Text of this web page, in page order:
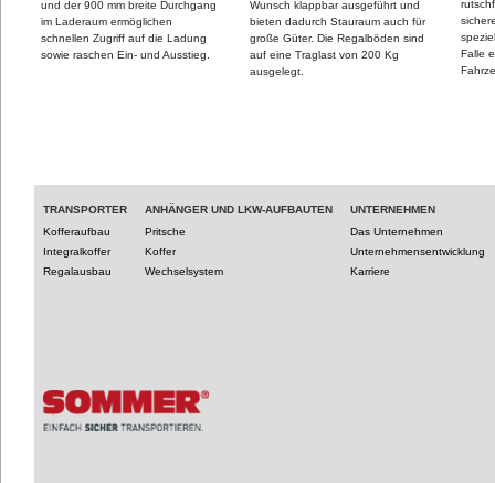
und der 900 mm breite Durchgang
im Laderaum ermöglichen
schnellen Zugriff auf die Ladung
sowie raschen Ein- und Ausstieg.
Wunsch klappbar ausgeführt und
bieten dadurch Stauraum auch für
große Güter. Die Regalböden sind
auf eine Traglast von 200 Kg
ausgelegt.
Falle
TRANSPORTER
Kofferaufbau
Integralkoffer
Regalausbau
ANHÄNGER UND LKW-AUFBAUTEN
Pritsche
Koffer
Wechselsystem
UNTERNEHMEN
Das Unternehmen
Unternehmensentwicklung
Karriere